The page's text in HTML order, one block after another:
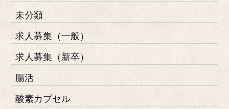
未分類
求人募集（一般）
求人募集（新卒）
腸活
酸素カプセル